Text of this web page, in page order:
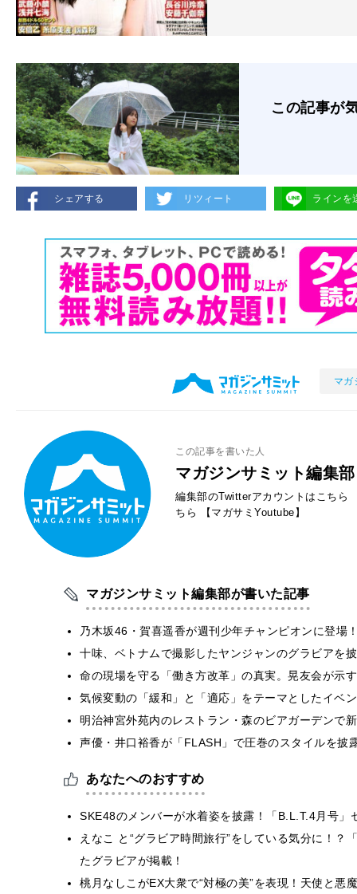
この記事が
シェアする リツィート ラインを
マガ
この記事を書いた人
マガジンサミット編集部
編集部のTwitterアカウントはこちら
ちら
【マガサミYoutube】
マガジンサミット編集部が書いた記事
乃木坂46・賀喜遥香が週刊少年チャンピオンに登
十味、ベトナムで撮影したヤンジャンのグラビアを
命の現場を守る「働き方改革」の真実。晃友会が示
気候変動の「緩和」と「適応」をテーマとしたイベ
明治神宮外苑内のレストラン・森のビアガーデンで
声優・井口裕香が「FLASH」で圧巻のスタイルを
あなたへのおすすめ
SKE48のメンバーが水着姿を披露！「B.L.T.4月号
えなこ と“グラビア時間旅行”をしている気分に！？
たグラビアが掲載！
桃月なしこがEX大衆で“対極の美”を表現！天使と悪